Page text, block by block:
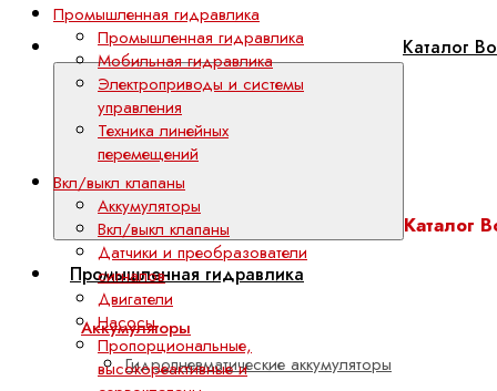
Каталог
Каталог
Промышленная гидравлика
Аккумуляторы
Гидропневматические аккумуляторы
Промышленная гидравлика
Промышленная гидравлика
Мобильная гидравлика
Электроприводы и системы
управления
Техника линейных
перемещений
Вкл/выкл клапаны
Аккумуляторы
Вкл/выкл клапаны
Датчики и преобразователи
сигналов
Двигатели
Насосы
Пропорциональные,
высокореактивные и